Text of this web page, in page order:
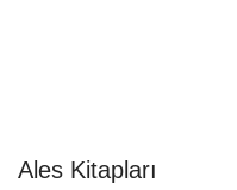
Ales Kitapları